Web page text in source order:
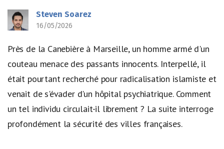
Steven Soarez
16/05/2026
Près de la Canebière à Marseille, un homme armé d'un
couteau menace des passants innocents. Interpellé, il
était pourtant recherché pour radicalisation islamiste et
venait de s'évader d'un hôpital psychiatrique. Comment
un tel individu circulait-il librement ? La suite interroge
profondément la sécurité des villes françaises.